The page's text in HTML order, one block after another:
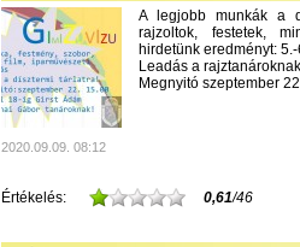
A legjobb munkák a
rajzoltok, festetek,
hirdetünk eredményt:
Leadás a
Megnyitó szeptember
2020.09.09. 08:12
Értékelés: 0,61/46